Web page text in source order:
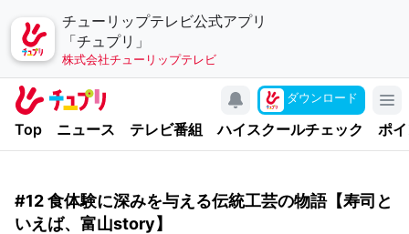
チューリップテレビ公式アプリ
「チュプリ」
株式会社チューリップテレビ
キャンペーン
アプリについて
お問い合わせ
個人情報の取り扱いについて
ダウンロード
Top ニュース テレビ番組 ハイスクールチェック ポ
#12 食体験に深みを与える伝統工芸の物語【寿司と
いえば、富山story】